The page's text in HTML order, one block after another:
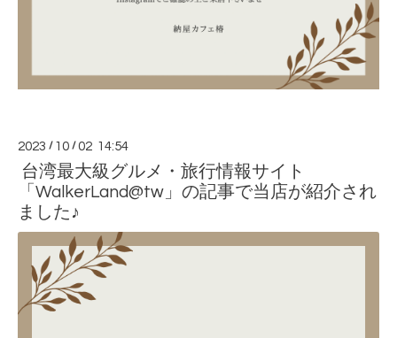
2023 / 10 /02 14:54
台湾最大級グルメ・旅行情報サイト
「WalkerLand@tw」の記事で当店が紹介され
ました♪